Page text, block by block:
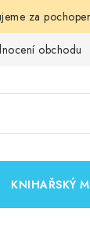
za
obchodu
KNIHAŘSKÝ